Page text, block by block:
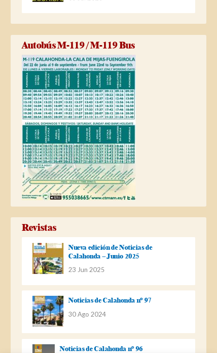
Autobús M-119 / M-119 Bus
Revistas
Nueva edición de Noticias de
Calahonda – Junio 2025
23 Jun 2025
Noticias de Calahonda nº 97
30 Ago 2024
Noticias de Calahonda nº 96